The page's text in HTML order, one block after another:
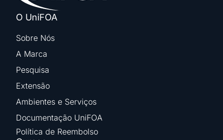
O UniFOA
Sobre Nós
A Marca
Pesquisa
Extensão
Ambientes e Serviços
Documentação UniFOA
Política de Reembolso